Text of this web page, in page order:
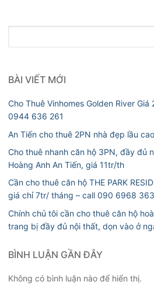
kiếm
BÀI VIẾT MỚI
Cho Thuê Vinhomes Golden River Giá
0944 636 261
An Tiến cho thuê 2PN nhà đẹp lầu
Cho thuê nhanh căn hộ 3PN, đầy đủ
Hoàng Anh An Tiến, giá 11tr/th
Cần cho thuê căn hộ THE PARK
giá chỉ 7tr/ tháng – call 090 6968 363
Chính chủ tôi cần cho thuê căn hộ
trang bị đầy đủ nội thất, dọn vào ở
BÌNH LUẬN GẦN ĐÂY
Không có bình luận nào để hiển thị.